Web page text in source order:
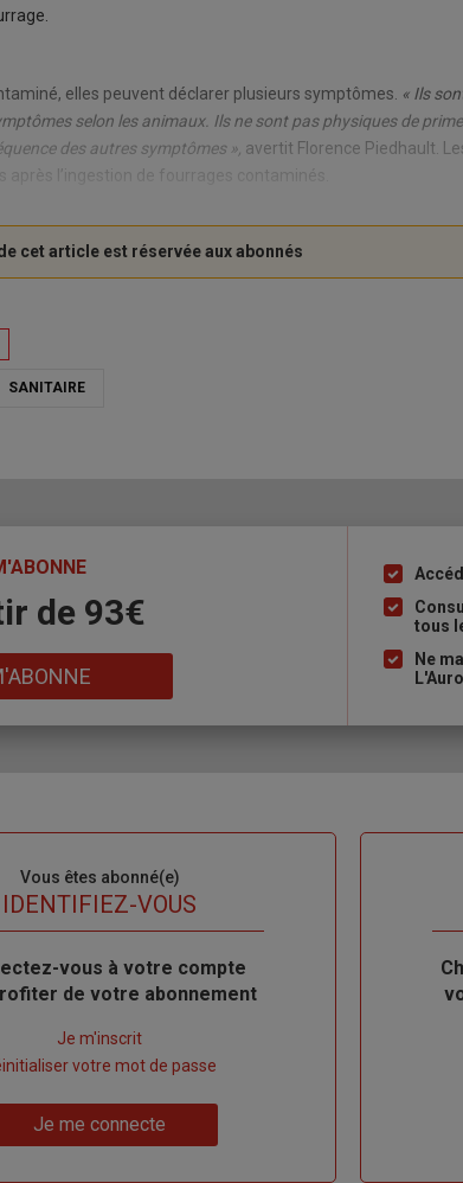
elles peuvent déclarer plusieurs symptômes. « Ils
selon les animaux. Ils ne sont pas physiques de
des autres symptômes », avertit Florence Piedhault.
l’ingestion de fourrages contaminés.
SANITAIRE
de 93€
Liste
à
pucetous
Ne
Vous êtes abonné(e)
IDENTIFIEZ-VOUS
vous à votre compte
de votre abonnement
Je m'inscrit
votre mot de passe
Je me connecte